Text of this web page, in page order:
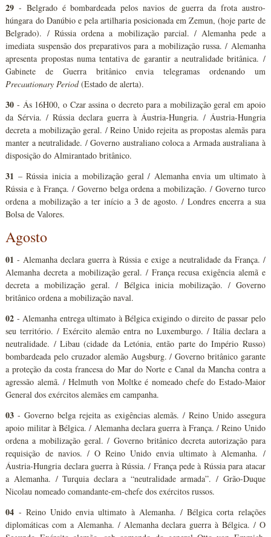
29 - Belgrado é bombardeada pelos navios de guerra da frota austro-
húngara do Danúbio e pela artilharia posicionada em Zemun, (hoje parte de
Belgrado). / Rússia ordena a mobilização parcial. / Alemanha pede a
imediata suspensão dos preparativos para a mobilização russa. / Alemanha
apresenta propostas numa tentativa de garantir a neutralidade britânica. /
Gabinete de Guerra britânico envia telegramas ordenando um
Precautionary Period(Estado de alerta).
30 - Ás 16H00, o Czar assina o decreto para a mobilização geral em apoio
da Sérvia. / Rússia declara guerra à Áustria-Hungria. / Áustria-Hungria
decreta a mobilização geral. / Reino Unido rejeita as propostas alemãs para
manter a neutralidade. / Governo australiano coloca a Armada australiana à
disposição do Almirantado britânico.
31 – Rússia inicia a mobilização geral / Alemanha envia um ultimato à
Rússia e à França. / Governo belga ordena a mobilização. / Governo turco
ordena a mobilização a ter início a 3 de agosto. / Londres encerra a sua
Bolsa de Valores.
Agosto
01 - Alemanha declara guerra à Rússia e exige a neutralidade da França. /
Alemanha decreta a mobilização geral. / França recusa exigência alemã e
decreta a mobilização geral. / Bélgica inicia mobilização. / Governo
britânico ordena a mobilização naval.
02 - Alemanha entrega ultimato à Bélgica exigindo o direito de passar pelo
seu território. / Exército alemão entra no Luxemburgo. / Itália declara a
neutralidade. / Libau (cidade da Letónia, então parte do Império Russo)
bombardeada pelo cruzador alemão Augsburg. / Governo britânico garante
a proteção da costa francesa do Mar do Norte e Canal da Mancha contra a
agressão alemã. / Helmuth von Moltke é nomeado chefe do Estado-Maior
General dos exércitos alemães em campanha.
03 - Governo belga rejeita as exigências alemãs. / Reino Unido assegura
apoio militar à Bélgica. / Alemanha declara guerra à França. / Reino Unido
ordena a mobilização geral. / Governo britânico decreta autorização para
requisição de navios. / O Reino Unido envia ultimato à Alemanha. /
Áustria-Hungria declara guerra à Rússia. / França pede à Rússia para atacar
a Alemanha. / Turquia declara a “neutralidade armada”. / Grão-Duque
Nicolau nomeado comandante-em-chefe dos exércitos russos.
04 - Reino Unido envia ultimato à Alemanha. / Bélgica corta relações
diplomáticas com a Alemanha. / Alemanha declara guerra à Bélgica. / O